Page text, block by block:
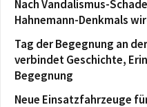
Nach Vandalismus-
Hahnemann-Denkmals
Tag der Begegnung an
verbindet Geschichte,
Begegnung
Neue Einsatzfahrzeuge